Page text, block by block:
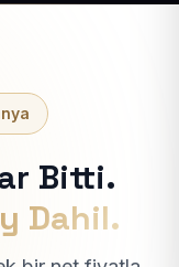
Bitti.
Dahil.